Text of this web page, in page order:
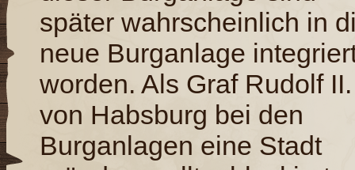
später wahrscheinlich in
neue Burganlage
worden. Als Graf Rudolf II.
von Habsburg bei den
Burganlagen eine Stadt